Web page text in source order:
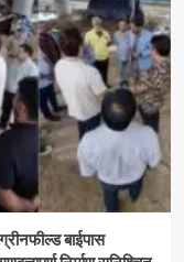
बाईपास